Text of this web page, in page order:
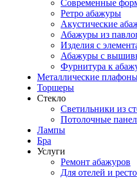
Современные
Ретро абажуры
Акустические
Абажуры из
Изделия с
Абажуры с
Фурнитура к
Металлические
Торшеры
Стекло
Светильники из
Потолочные
Лампы
Бра
Услуги
Ремонт абажуров
Для отелей и